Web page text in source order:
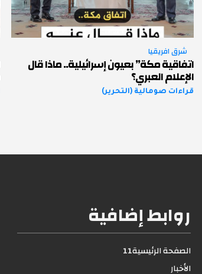
شرق افريقيا
اتفاقية مكة” بعيون إسرائيلية.. ماذا قال
الإعلام العبري؟
قراءات صومالية (التحرير)
روابط إضافية
الصفحة الرئيسية11
الأخبار